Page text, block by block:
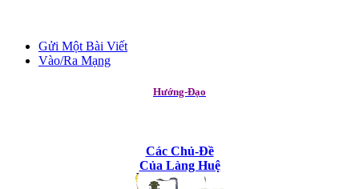
Gửi Một Bài Viết
Vào/Ra Mạng
Hướng-Đạo
Các Chủ-Đề
Của Làng Huệ